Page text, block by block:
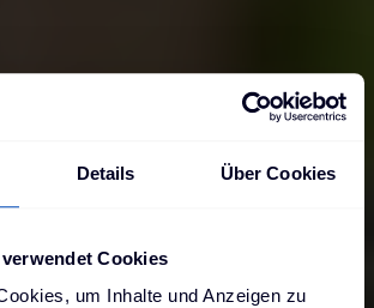
Details Über Cookies
Cookies
um Inhalte und Anzeigen zu